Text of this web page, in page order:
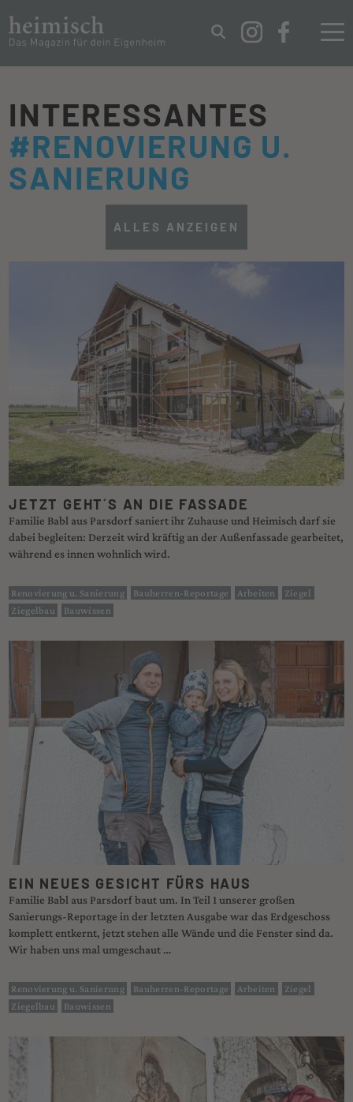
DATENSCHUTZ
INTERESSANTES
#RENOVIERUNG U.
SANIERUNG
ALLES ANZEIGEN
JETZT GEHT´S AN DIE FASSADE
Familie Babl aus Parsdorf saniert ihr Zuhause und Heimisch darf sie
dabei begleiten: Derzeit wird kräftig an der Außenfassade gearbeitet,
während es innen wohnlich wird.
Renovierung u. Sanierung Bauherren-Reportage Arbeiten
Ziegel
Ziegelbau
Bauwissen
EIN NEUES GESICHT FÜRS HAUS
Familie Babl aus Parsdorf baut um. In Teil 1 unserer großen
Sanierungs-Reportage in der letzten Ausgabe war das Erdgeschoss
komplett entkernt, jetzt stehen alle Wände und die Fenster sind da.
Wir haben uns mal umgeschaut …
Renovierung u. Sanierung Bauherren-Reportage Arbeiten
Ziegel
Ziegelbau
Bauwissen